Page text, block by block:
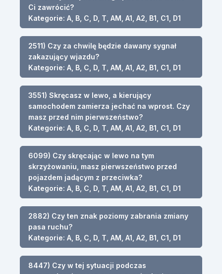
Ci zawrócić?
Kategorie: A, B, C, D, T, AM, A1, A2, B1, C1, D1
2511) Czy za chwilę będzie dawany sygnał
zakazujący wjazdu?
Kategorie: A, B, C, D, T, AM, A1, A2, B1, C1, D1
3551) Skręcasz w lewo, a kierujący
samochodem zamierza jechać na wprost. Czy
masz przed nim pierwszeństwo?
Kategorie: A, B, C, D, T, AM, A1, A2, B1, C1, D1
6099) Czy skręcając w lewo na tym
skrzyżowaniu, masz pierwszeństwo przed
pojazdem jadącym z przeciwka?
Kategorie: A, B, C, D, T, AM, A1, A2, B1, C1, D1
2882) Czy ten znak poziomy zabrania zmiany
pasa ruchu?
Kategorie: A, B, C, D, T, AM, A1, A2, B1, C1, D1
8447) Czy w tej sytuacji podczas